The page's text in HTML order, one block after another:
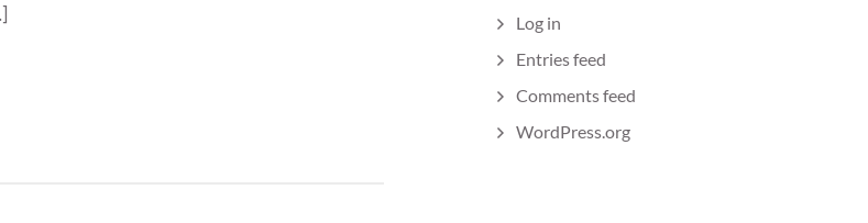
Log in
Entries feed
Comments feed
WordPress.org